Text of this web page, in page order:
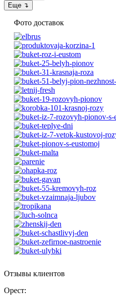
Фото доставок
Отзывы клиентов
Орест: